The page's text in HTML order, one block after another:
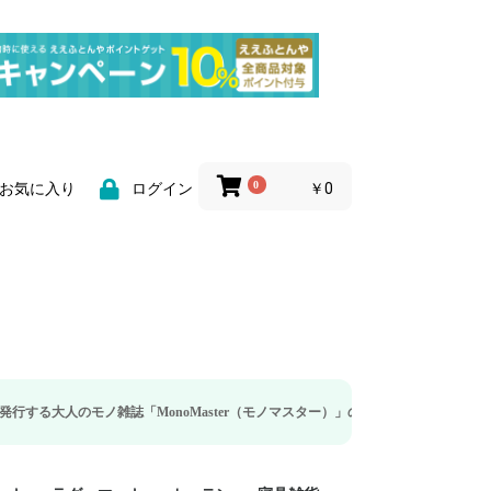
気に入り ログイン 0 ￥0
誌「MonoMaster（モノマスター）」の疲労回復・睡眠の向上特集に当社のリ